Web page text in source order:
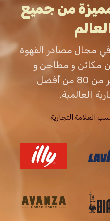
من جميع
مجال مصادر القهوة
مكائن و مطاحن و
إكسسوارات من أكثر من 80 من أفضل
العالمية.
العلامة التجارية